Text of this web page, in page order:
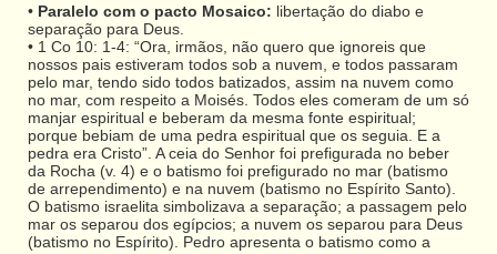
• Paralelo com o pacto Mosaico: libertação do diabo e
separação para Deus.
• 1 Co 10: 1-4: “Ora, irmãos, não quero que ignoreis que
nossos pais estiveram todos sob a nuvem, e todos passaram
pelo mar, tendo sido todos batizados, assim na nuvem como
no mar, com respeito a Moisés. Todos eles comeram de um só
manjar espiritual e beberam da mesma fonte espiritual;
porque bebiam de uma pedra espiritual que os seguia. E a
pedra era Cristo”. A ceia do Senhor foi prefigurada no beber
da Rocha (v. 4) e o batismo foi prefigurado no mar (batismo
de arrependimento) e na nuvem (batismo no Espírito Santo).
O batismo israelita simbolizava a separação; a passagem pelo
mar os separou dos egípcios; a nuvem os separou para Deus
(batismo no Espírito). Pedro apresenta o batismo como a